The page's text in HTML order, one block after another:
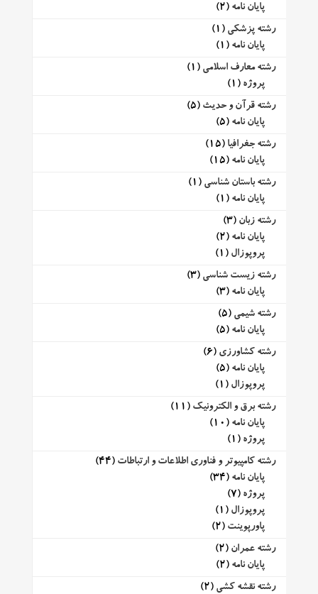
پایان نامه (2)
رشته پزشکی (1)
پایان نامه (1)
رشته معارف اسلامی (1)
پروژه (1)
رشته قرآن و حدیث (5)
پایان نامه (5)
رشته جغرافیا (15)
پایان نامه (15)
رشته باستان شناسی (1)
پایان نامه (1)
رشته زبان (3)
پایان نامه (2)
پروپوزال (1)
رشته زیست شناسی (3)
پایان نامه (3)
رشته شیمی (5)
پایان نامه (5)
رشته کشاورزی (6)
پایان نامه (5)
پروپوزال (1)
رشته برق و الکترونیک (11)
پایان نامه (10)
پروژه (1)
رشته کامپیوتر و فناوری اطلاعات و ارتباطات (44)
پایان نامه (34)
پروژه (7)
پروپوزال (1)
پاورپوینت (2)
رشته عمران (2)
پایان نامه (2)
رشته نقشه کشی (2)